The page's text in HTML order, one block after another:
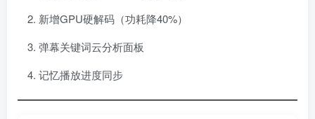
新增GPU硬解码（功耗降40%）
弹幕关键词云分析面板
记忆播放进度同步